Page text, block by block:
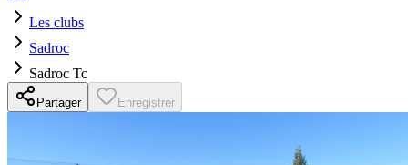
Les clubs
Sadroc
Sadroc Tc
Partager Enregistrer